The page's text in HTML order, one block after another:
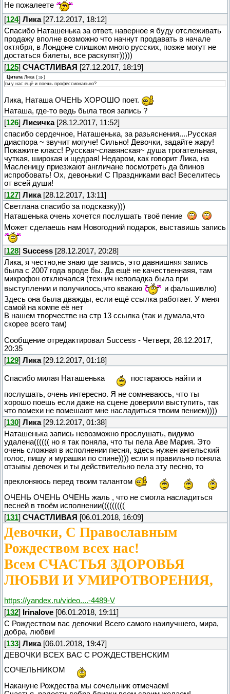
Не пожалеете
[124] Лика[27.12.2017, 18:12]
Спасибо Наташенька за ответ, наверное я буду отслеживать
продажу вполне возможно что начнут продавать в начале
октября, в Лондоне слишком много русских, позже могут не
достаться билеты, все раскупят)))))
[125] СЧАСТЛИВАЯ [27.12.2017, 18:19]
Цитата Лика (
)
ты у нас ещё и поешь профессионально?
Лика, Наташа ОЧЕНЬ ХОРОШО поет.
Наташа, где-то ведь была твоя запись ?
[126] Лисичка[28.12.2017, 11:52]
спасибо сердечное, Наташенька, за разьяснения....Русская
диаспора ~ звучит могуче! Сильно! Девочки, задайте жару!
Покажите класс! Русская~славянская~ душа трогательная,
чуткая, широкая и щедрая! Недаром, как говорит Лика, на
Масленицу приезжают англичане посмотреть да блинов
испробовать! Ох, девоньки! С Праздниками вас! Веселитесь
от всей души!
[127] Лика[28.12.2017, 13:11]
Светлана спасибо за подсказку)))
Наташенька очень хочется послушать твоё пение
Может сделаешь нам Новогодний подарок, выставишь запись
[128] Success [28.12.2017, 20:28]
Лика, я честно,не знаю где запись, это давнишняя запись
была с 2007 года вроде бы. Да ещё не качественнаяя, там
микрофон отключался (технич неполадка была при
выступлении и получилось,что квакаю
и фальшивлю)
Здесь она была дважды, если ещё ссылка работает. У меня
самой на компе её нет
В нашем творчестве на стр 13 ссылка (так и думала,что
скорее всего там)
Сообщение отредактировал Success - Четверг, 28.12.2017,
20:35
[129] Лика[29.12.2017, 01:18]
Спасибо милая Наташенька
постараюсь найти и
послушать, очень интересно. Я не сомневаюсь, что ты
хорошо поешь если даже на сцене доверили выступить, так
что помехи не помешают мне насладиться твоим пением))))
[130] Лика[29.12.2017, 01:38]
Наташенька запись невозможно прослушать, видимо
удалена(((((( но я так поняла, что ты пела Аве Мария. Это
очень сложная в исполнении песня, здесь нужен ангельский
голос, пишу и мурашки по спине)))) если я правильно поняла
отзывы девочек и ты действительно пела эту песню, то
преклоняюсь перед твоим талантом
ОЧЕНЬ ОЧЕНЬ ОЧЕНЬ жаль , что не смогла насладиться
песней в твоём исполнении(((((((((
[131] СЧАСТЛИВАЯ [06.01.2018, 16:09]
Девочки, С Православным
Рождеством всех нас!
Всем СЧАСТЬЯ ЗДОРОВЬЯ
ЛЮБВИ И УМИРОТВОРЕНИЯ,
https://yandex.ru/video....-4489-V
[132] Irinalove [06.01.2018, 19:11]
С Рождеством вас девочки! Всего самого наилучшего, мира,
добра, любви!
[133] Лика[06.01.2018, 19:47]
ДЕВОЧКИ ВСЕХ ВАС С РОЖДЕСТВЕНСКИМ
СОЧЕЛЬНИКОМ
Накануне Рождества мы сочельник отмечаем!